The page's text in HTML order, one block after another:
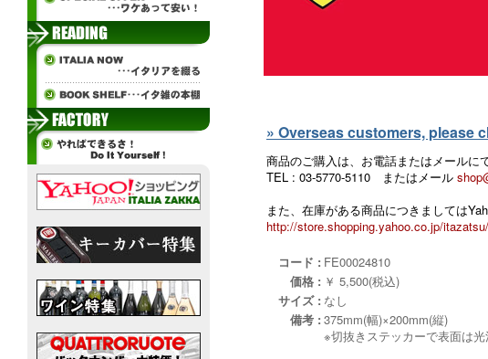
» Overseas customers, please
商品のご購入は、お電話またはメールに
TEL : 03-5770-5110 またはメール
また、在庫がある商品につきましては
http://store.shopping.yahoo.co.jp/itazatsu/
コード : FE00024810
価格 : ￥ 5,500(税込)
サイズ : なし
備考 : 375mm(幅)×200mm(縦)
※切抜きステッカーで表面は